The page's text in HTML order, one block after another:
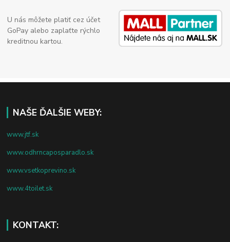
U nás môžete platiť cez účet
GoPay alebo zaplaťte rýchlo
kreditnou kartou.
NAŠE ĎALŠIE WEBY:
www.jtf.sk
www.odhrncaposparadlo.sk
www.vsetkoprevino.sk
www.4toilet.sk
KONTAKT: